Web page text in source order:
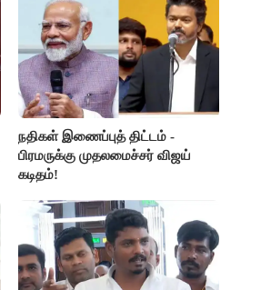
நதிகள் இணைப்புத் திட்டம் -
பிரமருக்கு முதலமைச்சர் விஜய்
கடிதம்!